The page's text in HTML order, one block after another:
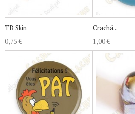
TB Skin
0,75 €
Crachá...
1,00 €